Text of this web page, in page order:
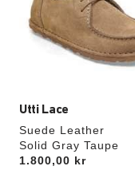
Utti Lace
Suede Leather
Solid Gray Taupe
Price:
1.800,00 kr
uppdatera
produktbilden